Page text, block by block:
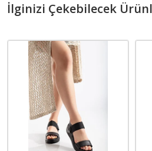
İlginizi Çekebilecek